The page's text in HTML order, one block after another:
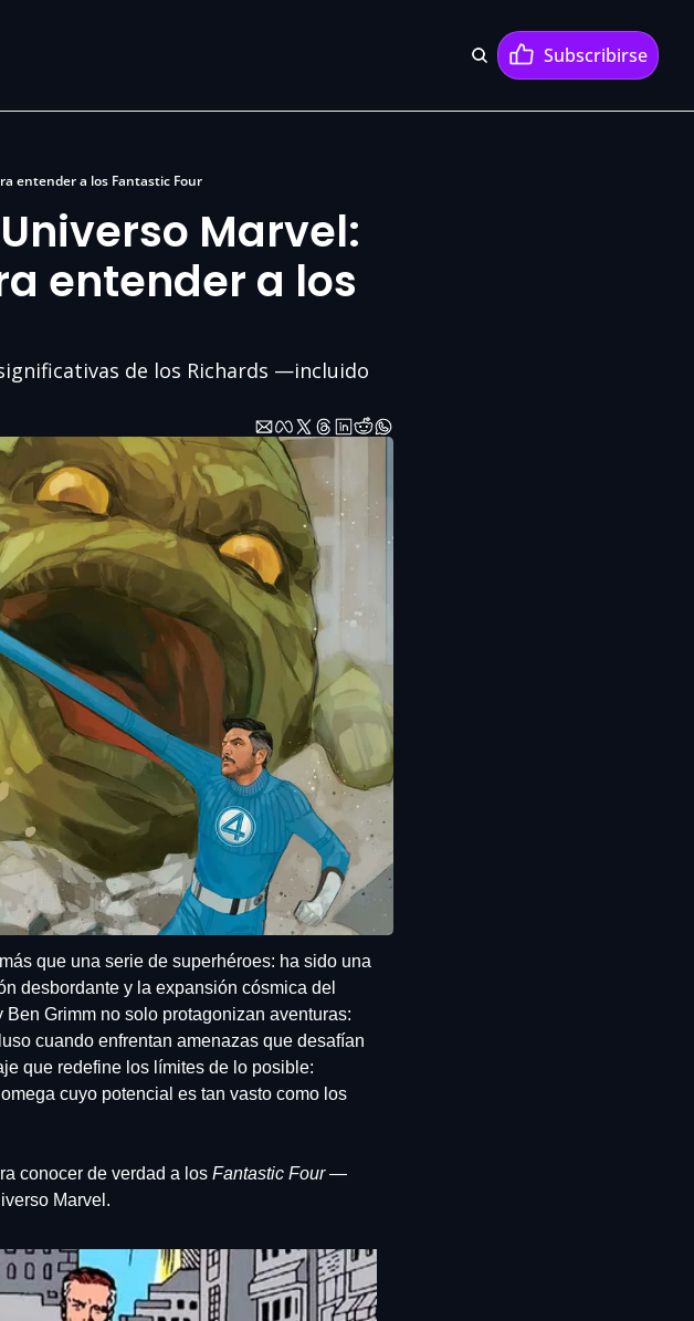
Subscribirse
entender a los Fantastic Four
Marvel:
entender a los
de los Richards —incluido
que una serie de superhéroes: ha sido una
desbordante y la expansión cósmica del
Grimm no solo protagonizan aventuras:
cuando enfrentan amenazas que desafían
cuyo potencial es tan vasto como los
conocer de verdad a los Fantastic Four —
Marvel.